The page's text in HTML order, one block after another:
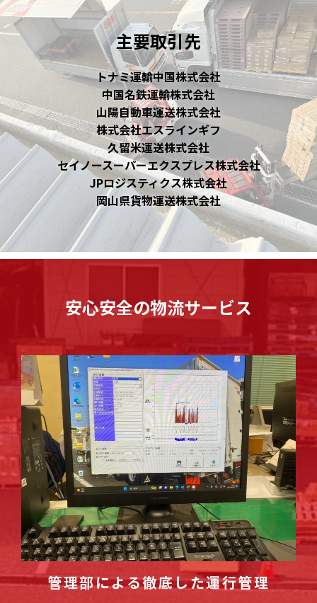
主要取引先
トナミ運輸中国株式会社
中国名鉄運輸株式会社
山陽自動車運送株式会社
株式会社エスラインギフ
久留米運送株式会社
セイノースーパーエクスプレス株式会社
JPロジスティクス株式会社
岡山県貨物運送株式会社
安心安全の物流サービス
管理部による徹底した運行管理